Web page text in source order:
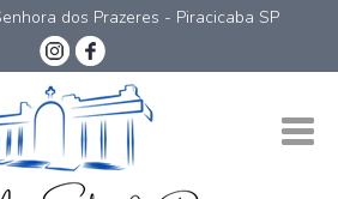
dos Prazeres - Piracicaba SP